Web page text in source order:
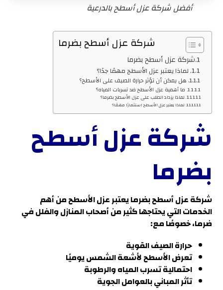
أفضل شركة عزل أسطح بالدرعية
شركة عزل أسطح بضرما
شركة عزل أسطح بضرما
لماذا يعتبر عزل الأسطح مهمًا جدًا؟
هل يمكن أن تؤثر حرارة الصيف على الأسطح؟
ما أهمية عزل الأسطح ضد تسربات المياه؟
لماذا يزداد الطلب على عزل الأسطح بضرما؟
لماذا يعتبر عزل الأسطح استثمارًا مهمًا؟
شركة عزل أسطح
بضرما
شركة عزل أسطح بضرمايعتبر عزل الأسطح من أهم
الخدمات التي يحتاجها كثير من أصحاب المنازل والفلل في
ضرما، خصوصًا مع:
حرارة الصيف القوية
تعرض الأسطح لأشعة الشمس يوميًا
احتمالية تسرب المياه والرطوبة
تأثر المباني بالعوامل الجوية